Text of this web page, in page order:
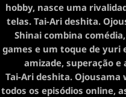
hobby, nasce uma
telas. Tai-Ari deshita.
Shinai combina
games e um toque de
amizade, superação e
Tai-Ari deshita. Ojousama
todos os episódios online,